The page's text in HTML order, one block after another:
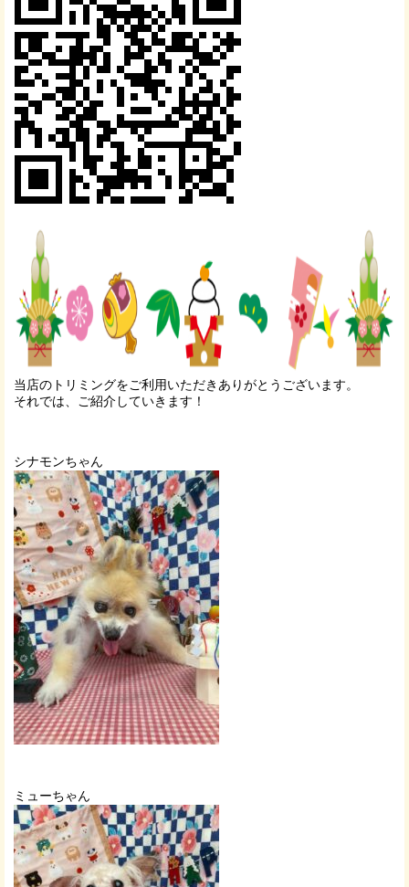
当店のトリミングをご利用いただきありがとうございます。
それでは、ご紹介していきます！
シナモンちゃん
ミューちゃん